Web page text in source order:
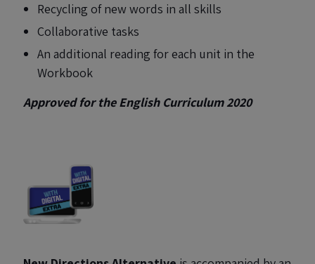
Recycling of new words in all skills
Collaborative tasks
An additional reading for each unit in the
Workbook
Approved for the English Curriculum 2020